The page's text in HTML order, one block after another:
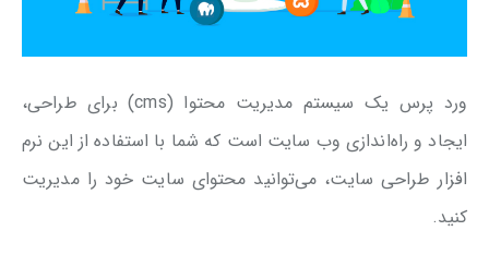
ورد پرس یک سیستم مدیریت محتوا (cms) برای طراحی،
ایجاد و راه‌اندازی وب سایت‌ است که شما با استفاده از این نرم
افزار طراحی سایت، می‌توانید محتوای سایت خود را مدیریت
کنید.